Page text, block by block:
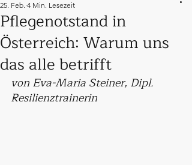
Pflegenotstand in
Österreich: Warum uns
das alle betrifft
25. Feb. 4 Min. Lesezeit
von Eva-Maria Steiner, Dipl.
Resilienztrainerin